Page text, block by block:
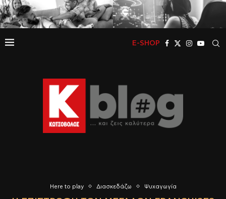
E-SHOP
Here to play Διασκεδάζω Ψυχαγωγία